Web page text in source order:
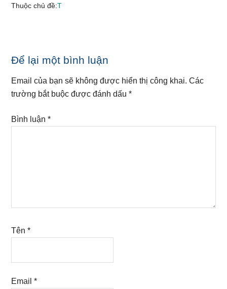
Thuộc chủ đề:T
Reader
Interactions
Để lại một bình luận
Email của bạn sẽ không được hiển thị công khai. Các
trường bắt buộc được đánh dấu*
Bình luận*
Tên*
Email*